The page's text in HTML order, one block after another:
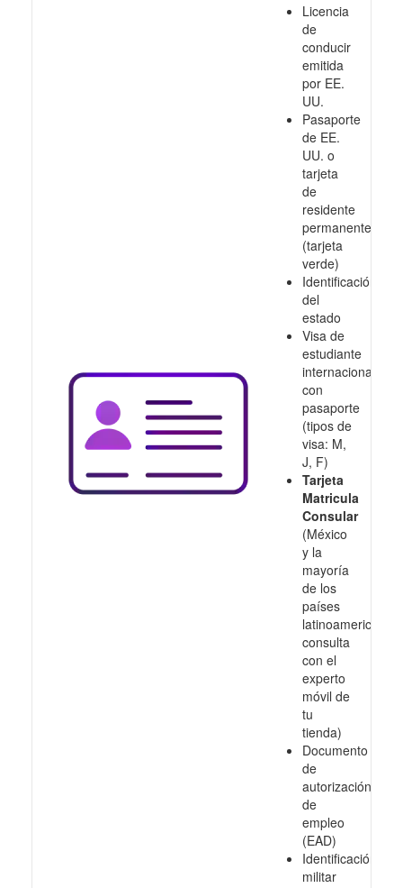
Licencia
de
conducir
emitida
por EE.
UU.
Pasaporte
de EE.
UU. o
tarjeta
de
residente
permanente
(tarjeta
verde)
Identificación
del
estado
Visa de
estudiante
internacional
con
pasaporte
(tipos de
visa: M,
J, F)
Tarjeta
Matricula
Consular
(México
y la
mayoría
de los
países
latinoamericanos,
consulta
con el
experto
móvil de
tu
tienda)
Documento
de
autorización
de
empleo
(EAD)
Identificación
militar